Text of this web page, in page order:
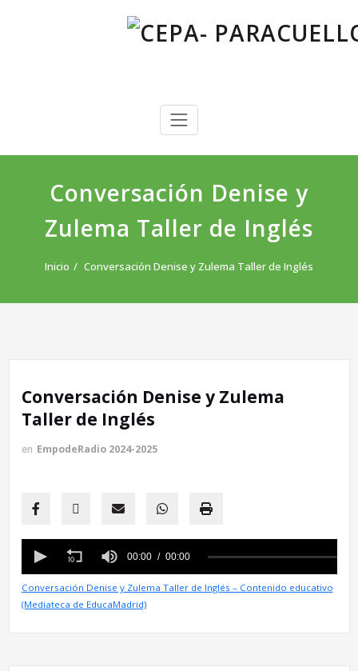
CEPA- PARACUELLOS DE JARAMA
Conversación Denise y
Zulema Taller de Inglés
Inicio Conversación Denise y Zulema Taller de Inglés
Conversación Denise y Zulema
Taller de Inglés
en EmpodeRadio 2024-2025
Conversación Denise y Zulema Taller de Inglés – Contenido educativo
(Mediateca de EducaMadrid)